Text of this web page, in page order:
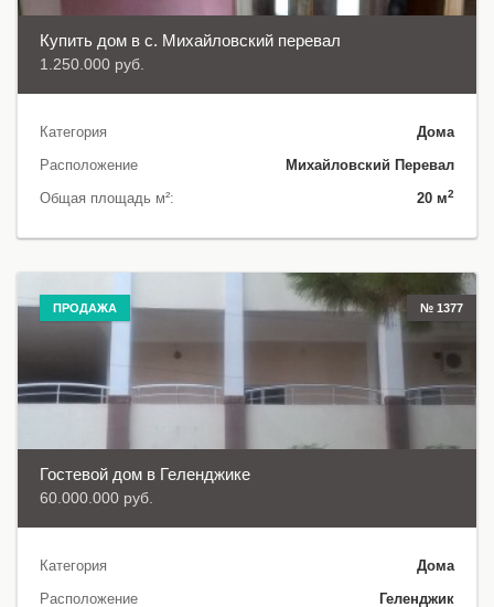
Купить дом в с. Михайловский перевал
1.250.000 руб.
Категория
Дома
Расположение
Михайловский Перевал
Общая площадь м²:
20 м2
ПРОДАЖА № 1377
Гостевой дом в Геленджике
60.000.000 руб.
Категория
Дома
Расположение
Геленджик